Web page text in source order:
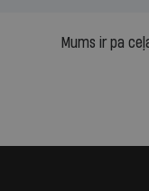
Mums ir pa